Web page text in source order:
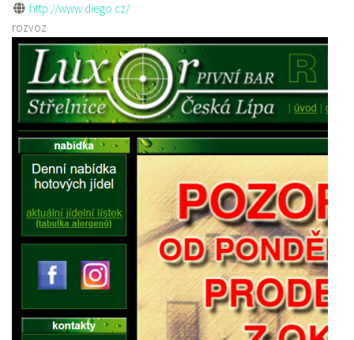
http://www.diego.cz/
rozvoz